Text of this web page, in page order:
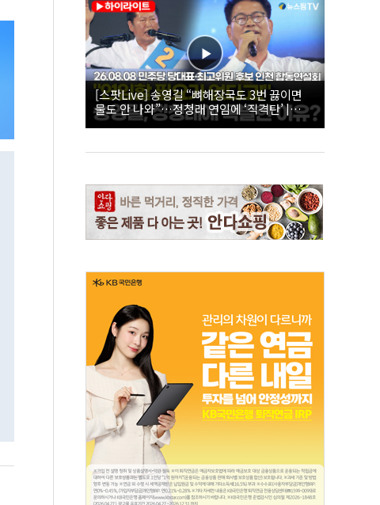
[스팟Live] 송영길 “뼈해장국도 3번 끓이면
물도 안 나와”…정청래 연임에 ‘직격탄’ |
26.08.08 더불어민주당 당대표·최고위원 후